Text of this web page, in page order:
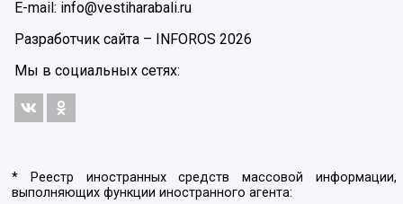
E-mail: info@vestiharabali.ru
Разработчик сайта – INFOROS 2026
Мы в социальных сетях:
* Реестр иностранных средств массовой информации,
выполняющих функции иностранного агента: